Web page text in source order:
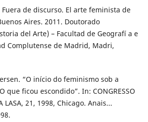
Fuera de discurso. El arte feminista de
Aires. 2011. Doutorado
del Arte) – Facultad de Geografí a e
Complutense de Madrid, Madri,
“O início do feminismo sob a
que ficou escondido”. In: CONGRESSO
LASA, 21, 1998, Chicago. Anais...